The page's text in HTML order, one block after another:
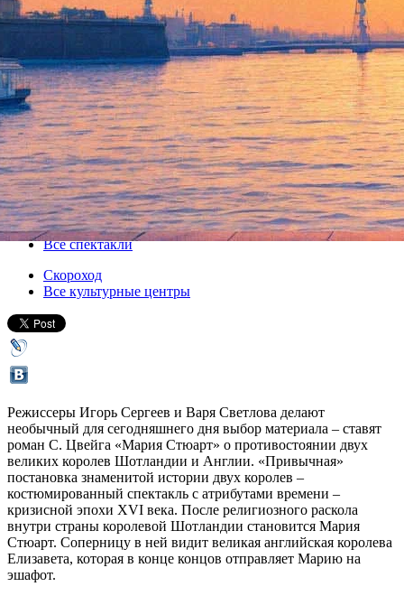
"Такой театр" готовит
королевскую премьеру
11 ноября 2017, суббота-13 ноября 2017, понедельник
Версия для печати
Все спектакли
Скороход
Все культурные центры
Режиссеры Игорь Сергеев и Варя Светлова делают
необычный для сегодняшнего дня выбор материала – ставят
роман С. Цвейга «Мария Стюарт» о противостоянии двух
великих королев Шотландии и Англии. «Привычная»
постановка знаменитой истории двух королев –
костюмированный спектакль с атрибутами времени –
кризисной эпохи XVI века. После религиозного раскола
внутри страны королевой Шотландии становится Мария
Стюарт. Соперницу в ней видит великая английская королева
Елизавета, которая в конце концов отправляет Марию на
эшафот.